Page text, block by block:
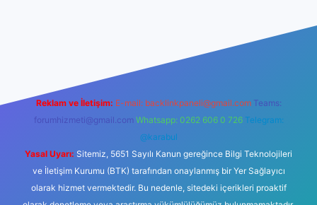
Reklam ve İletişim: E-mail: backlinkpaneli@gmail.com Teams:
forumhizmeti@gmail.com Whatsapp: 0262 606 0 726 Telegram:
@karabul
Yasal Uyarı: Sitemiz, 5651 Sayılı Kanun gereğince Bilgi Teknolojileri
ve İletişim Kurumu (BTK) tarafından onaylanmış bir Yer Sağlayıcı
olarak hizmet vermektedir. Bu nedenle, sitedeki içerikleri proaktif